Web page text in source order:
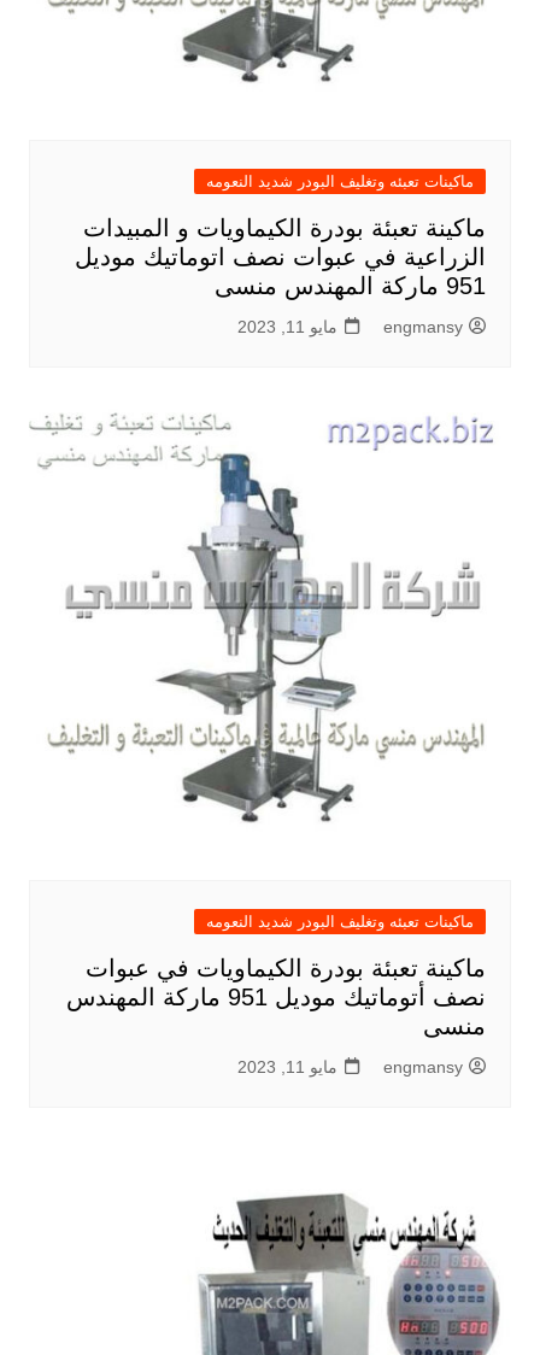
ماكينات تعبئه وتغليف البودر شديد النعومه
ماكينة تعبئة بودرة الكيماويات و المبيدات
الزراعية في عبوات نصف اتوماتيك موديل
951 ماركة المهندس منسى
engmansy مايو 11, 2023
ماكينات تعبئه وتغليف البودر شديد النعومه
ماكينة تعبئة بودرة الكيماويات في عبوات
نصف أتوماتيك موديل 951 ماركة المهندس
منسى
engmansy مايو 11, 2023